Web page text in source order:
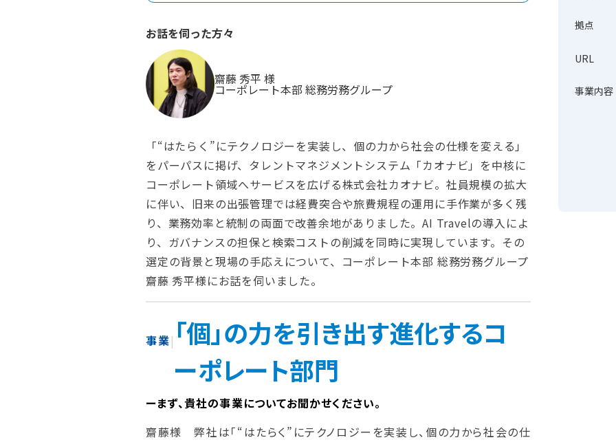
お話を伺った方々
齋藤 秀平 様
コーポレート本部 総務労務グループ
「“はたらく”にテクノロジーを実装し、個の力から社会の仕様を変える」
をパーパスに掲げ、タレントマネジメントシステム「カオナビ」を中核に
コーポレート領域へサービスを広げる株式会社カオナビ。社員規模の拡大
に伴い、旧来の出張管理では経費突合や旅費規程の運用に手作業が多く残
り、業務効率と統制の両面で改善余地がありました。AI Travelの導入によ
り、ガバナンスの担保と検索コストの削減を同時に実現しています。その
選定の背景と現場の手応えについて、コーポレート本部 総務労務グループ
齋藤 秀平様にお話を伺いました。
事業| 「個」の力を引き出す進化するコ
ーポレート部門
ーまず、貴社の事業についてお聞かせください。
齋藤様 弊社は「“はたらく”にテクノロジーを実装し、個の力から社会の仕
拠点
URL
事業内容